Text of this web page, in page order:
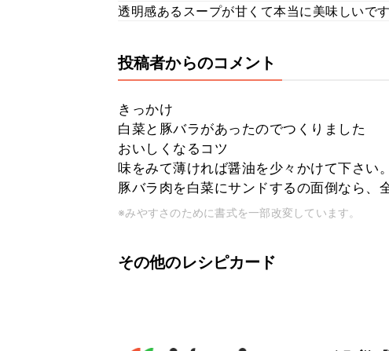
透明感あるスープが甘くて本当に美味しいです
投稿者からのコメント
きっかけ
白菜と豚バラがあったのでつくりました
おいしくなるコツ
味をみて薄ければ醤油を少々かけて下さい。
豚バラ肉を白菜にサンドするの面倒なら、
※みやすさのために書式を一部改変しています。
その他のレシピカード